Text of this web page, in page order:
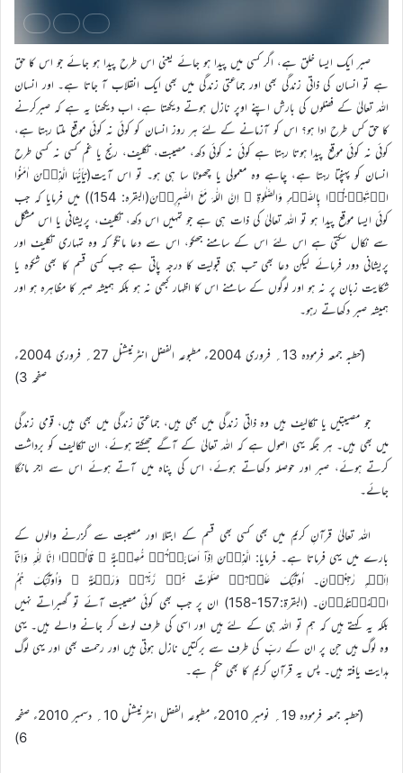
صبر ایک ایسا خلق ہے، اگر کسی میں پیدا ہو جائے یعنی اس طرح پیدا ہو جائے جو اس کا حق
ہے تو انسان کی ذاتی زندگی بھی اور جماعتی زندگی میں بھی ایک انقلاب آ جاتا ہے۔ اور انسان
اللہ تعالیٰ کے فضلوں کی بارش اپنے اوپر نازل ہوتے دیکھتا ہے، اب دیکھنا یہ ہے کہ صبرکرنے
کا حق کس طرح ادا ہو؟ اس کو آزمانے کے لئے ہر روز انسان کو کوئی نہ کوئی موقع ملتا رہتا ہے،
کوئی نہ کوئی موقع پیدا ہوتا رہتا ہے کوئی نہ کوئی دکھ، مصیبت، تکلیف، رنج یا غم کسی نہ کسی طرح
انسان کو پہنچتا رہتا ہے، چاہے وہ معمولی یا چھوٹا سا ہی ہو۔ تو اس آیت(یٰۤاَیُّہَا الَّذِیۡنَ اٰمَنُوا
اسۡتَعِیۡنُوۡا بِالصَّبۡرِ وَالصَّلٰوۃِ ؕ اِنَّ اللّٰہَ مَعَ الصّٰبِرِیۡنَ(البقرہ: 154)) میں فرمایا کہ جب
کوئی ایسا موقع پیدا ہو تو اللہ تعالیٰ کی ذات ہی ہے جو تمہیں اس دکھ، تکلیف، پریشانی یا اس مشکل
سے نکال سکتی ہے اس لئے اس کے سامنے جھکو، اس سے دعا مانگو کہ وہ تمہاری تکلیف اور
پریشانی دور فرمائے لیکن دعا بھی تب ہی قبولیت کا درجہ پاتی ہے جب کسی قسم کا بھی شکوہ یا
شکایت زبان پر نہ ہو اور لوگوں کے سامنے اس کا اظہار کبھی نہ ہو بلکہ ہمیشہ صبر کا مظاہرہ ہو اور
ہمیشہ صبر دکھاتے رہو۔
(خطبہ جمعہ فرمودہ 13؍ فروری 2004ء مطبوعہ الفضل انٹرنیشنل 27؍ فروری 2004ء
صفحہ 3)
جو مصیبتیں یا تکالیف ہیں وہ ذاتی زندگی میں بھی ہیں، جماعتی زندگی میں بھی ہیں، قومی زندگی
میں بھی ہیں۔ ہر جگہ یہی اصول ہے کہ اللہ تعالیٰ کے آگے جھکتے ہوئے، ان تکالیف کو برداشت
کرتے ہوئے، صبر اور حوصلہ دکھاتے ہوئے، اس کی پناہ میں آتے ہوئے اس سے اجر مانگا
جائے۔
اللہ تعالیٰ قرآنِ کریم میں بھی کسی بھی قسم کے ابتلا اور مصیبت سے گزرنے والوں کے
بارے میں یہی فرماتا ہے۔ فرمایا: الَّذِیۡنَ اِذَاۤ اَصَابَتۡہُمۡ مُّصِیۡبَۃٌ ۙ قَالُوۡۤا اِنَّا لِلّٰہِ وَاِنَّاۤ
اِلَیۡہِ رٰجِعُوۡنَ۔ اُولٰٓئِکَ عَلَیۡہِمۡ صَلَوٰتٌ مِّنۡ رَّبِّہِمۡ وَرَحۡمَۃٌ ۟ وَاُولٰٓئِکَ ہُمُ
الۡمُہۡتَدُوۡنَ۔ (البقرۃ:157-158) ان پر جب بھی کوئی مصیبت آئے تو گھبراتے نہیں
بلکہ یہ کہتے ہیں کہ ہم تو اللہ ہی کے لئے ہیں اور اسی کی طرف لوٹ کر جانے والے ہیں۔ یہی
وہ لوگ ہیں جن پر ان کے ربّ کی طرف سے برکتیں نازل ہوتی ہیں اور رحمت بھی اور یہی لوگ
ہدایت یافتہ ہیں۔ پس یہ قرآنِ کریم کا بھی حکم ہے۔
(خطبہ جمعہ فرمودہ 19؍ نومبر 2010ء مطبوعہ الفضل انٹرنیشنل 10؍ دسمبر 2010ء صفحہ
6)